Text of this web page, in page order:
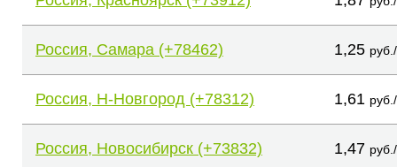
Россия, Самара (+78462) 1,25
Россия, Н-Новгород (+78312) 1,61
Россия, Новосибирск (+73832) 1,47